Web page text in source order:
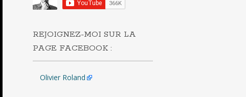
REJOIGNEZ-MOI SUR LA
PAGE FACEBOOK :
Olivier Roland